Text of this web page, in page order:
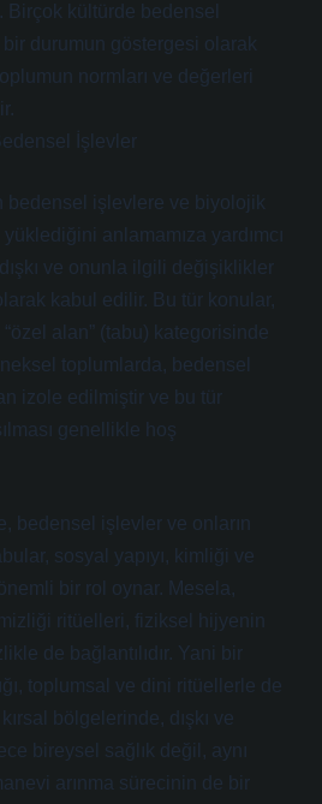
kültürde bedensel
bir durumun göstergesi olarak
normları ve değerleri
İşlevler
bedensel işlevlere ve biyolojik
anlamamıza yardımcı
ve onunla ilgili değişiklikler
kabul edilir. Bu tür konular,
alan” (tabu) kategorisinde
toplumlarda, bedensel
izole edilmiştir ve bu tür
genellikle hoş
bedensel işlevler ve onların
sosyal yapıyı, kimliği ve
bir rol oynar. Mesela,
ritüelleri, fiziksel hijyenin
de bağlantılıdır. Yani bir
toplumsal ve dini ritüellerle de
bölgelerinde, dışkı ve
bireysel sağlık değil, aynı
arınma sürecinin de bir